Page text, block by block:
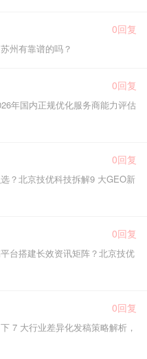
0回复
州有靠谱的吗？
0回复
年国内正规优化服务商能力评估
0回复
？北京技优科技拆解9 大GEO新
0回复
台搭建长效资讯矩阵？北京技优
0回复
7 大行业差异化发稿策略解析，